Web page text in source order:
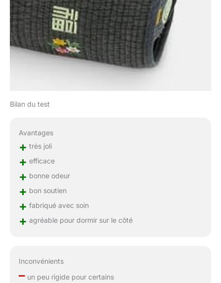
Bilan du test
Avantages
+ très joli
+ efficace
+ bonne odeur
+ bon soutien
+ fabriqué avec soin
+ agréable pour dormir sur le côté
Inconvénients
–un peu rigide pour certains